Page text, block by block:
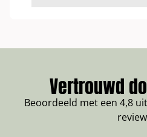
Vertrouwd
Beoordeeld met een 4,8